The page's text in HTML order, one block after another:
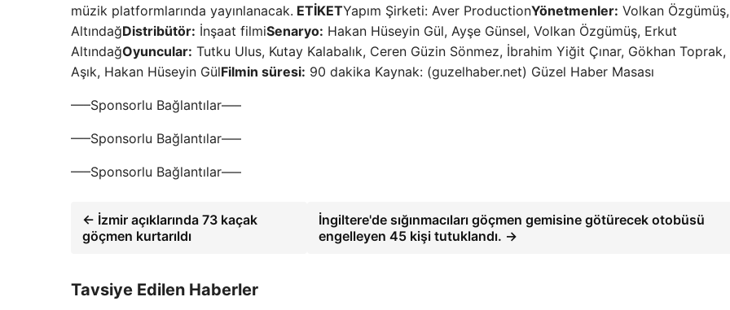
müzik platformlarında yayınlanacak. ETİKETYapım Şirketi: Aver ProductionYönetmenler: Volkan
AltındağDistribütör: İnşaat filmiSenaryo: Hakan Hüseyin Gül, Ayşe Günsel, Volkan Özgümüş, Erkut
AltındağOyuncular: Tutku Ulus, Kutay Kalabalık, Ceren Güzin Sönmez, İbrahim Yiğit Çınar, Gökhan Toprak,
Aşık, Hakan Hüseyin GülFilmin süresi: 90 dakika Kaynak: (guzelhaber.net) Güzel Haber Masası
—–Sponsorlu Bağlantılar—–
—–Sponsorlu Bağlantılar—–
—–Sponsorlu Bağlantılar—–
← İzmir açıklarında 73 kaçak
göçmen kurtarıldı
İngiltere'de sığınmacıları göçmen gemisine götürecek otobüsü
engelleyen 45 kişi tutuklandı. →
Tavsiye Edilen Haberler